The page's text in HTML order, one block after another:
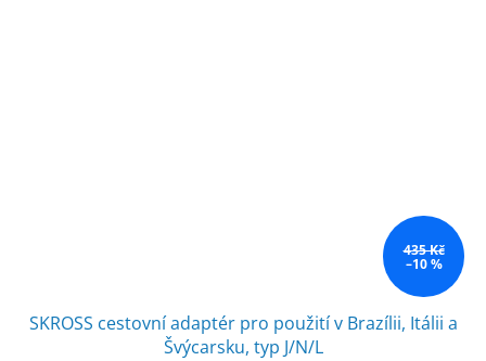
435 Kč
–10 %
SKROSS cestovní adaptér pro použití v Brazílii, Itálii a
Švýcarsku, typ J/N/L